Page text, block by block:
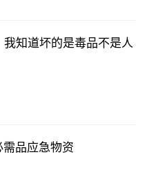
知道坏的是毒品不是人
品应急物资